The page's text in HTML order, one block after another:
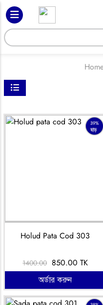
39%
ছাড়
Holud Pata Cod 303
1400.00 850.00 TK
অর্ডার করুন